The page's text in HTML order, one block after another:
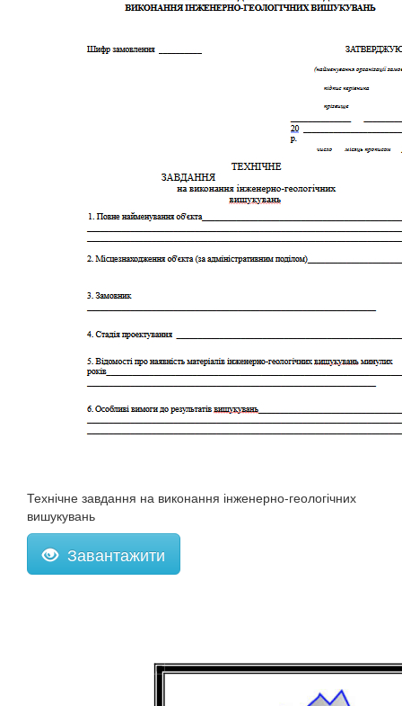
Технічне завдання на виконання інженерно-геологічних
вишукувань
Завантажити